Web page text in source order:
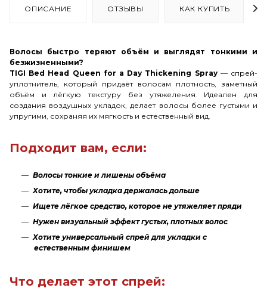
ОПИСАНИЕ ОТЗЫВЫ КАК КУПИТЬ
Волосы быстро теряют объём и выглядят тонкими и
безжизненными?
TIGI Bed Head Queen for a Day Thickening Spray— спрей-
уплотнитель, который придаёт волосам плотность, заметный
объём и лёгкую текстуру без утяжеления. Идеален для
создания воздушных укладок, делает волосы более густыми и
упругими, сохраняя их мягкость и естественный вид.
Подходит вам, если:
Волосы тонкие и лишены объёма
Хотите, чтобы укладка держалась дольше
Ищете лёгкое средство, которое не утяжеляет пряди
Нужен визуальный эффект густых, плотных волос
Хотите универсальный спрей для укладки с
естественным финишем
Что делает этот спрей: